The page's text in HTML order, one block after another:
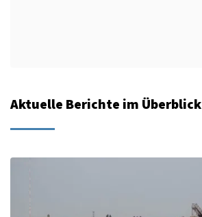
Aktuelle Berichte im Überblick